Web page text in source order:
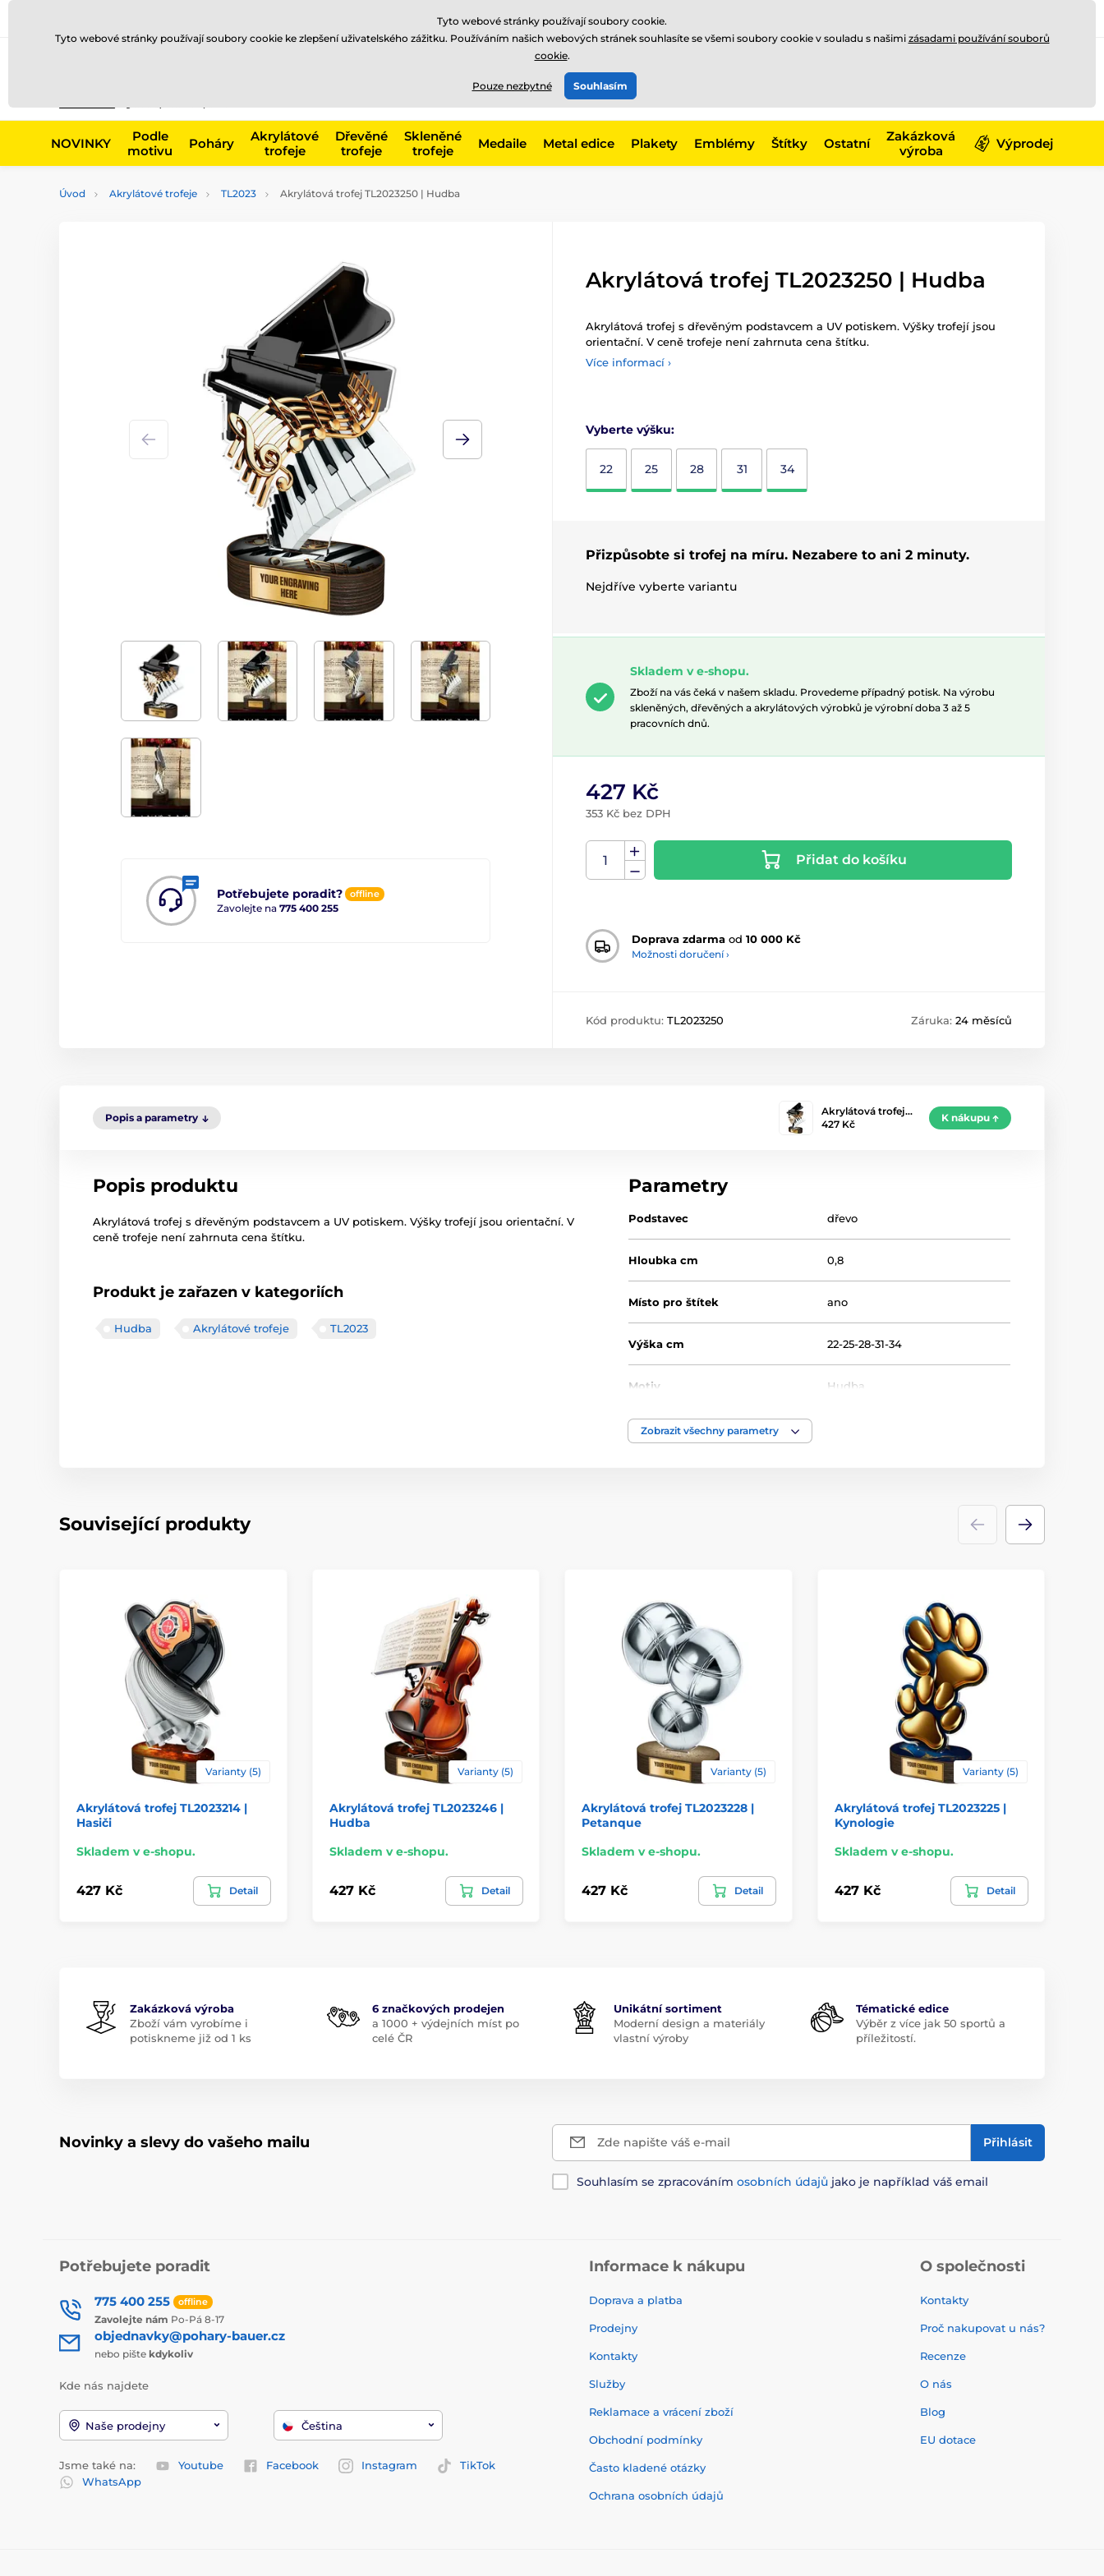
775 400 255
Zavolejte nám
NOVINKY
Podle
motivu
Poháry
Akrylátové
trofeje
Dřevěné
trofeje
Skleněné
trofeje
Medaile Metal edice Plakety Emblémy Štítky Ostatní
Zakázková
výroba
Výprodej
Úvod Akrylátové trofeje TL2023 Akrylátová trofej TL2023250 | Hudba
Potřebujete poradit? offline
Zavolejte na 775 400 255
Akrylátová trofej TL2023250 | Hudba
Akrylátová trofej s dřevěným podstavcem a UV potiskem. Výšky trofejí jsou
orientační. V ceně trofeje není zahrnuta cena štítku.
Více informací ›
Vyberte výšku:
22 25 28 31 34
Přizpůsobte si trofej na míru. Nezabere to ani 2 minuty.
Nejdříve vyberte variantu
Skladem v e-shopu.
Zboží na vás čeká v našem skladu. Provedeme případný potisk. Na výrobu
skleněných, dřevěných a akrylátových výrobků je výrobní doba 3 až 5
pracovních dnů.
427 Kč
353 Kč bez DPH
Přidat do košíku
Doprava zdarma od 10 000 Kč
Možnosti doručení ›
Kód produktu: TL2023250 Záruka: 24 měsíců
Popis a parametry
Akrylátová trofej…
427 Kč
K nákupu
Popis produktu
Akrylátová trofej s dřevěným podstavcem a UV potiskem. Výšky trofejí jsou orientační. V
ceně trofeje není zahrnuta cena štítku.
Produkt je zařazen v kategoriích
Hudba Akrylátové trofeje TL2023
Parametry
Podstavec dřevo
Hloubka cm 0,8
Místo pro štítek ano
Výška cm 22-25-28-31-34
Motiv Hudba
Typ ocenění
Zobrazit všechny parametry
Související produkty
Varianty (5)
Akrylátová trofej TL2023214 |
Hasiči
Skladem v e-shopu.
427 Kč Detail
Varianty (5)
Akrylátová trofej TL2023246 |
Hudba
Skladem v e-shopu.
427 Kč Detail
Varianty (5)
Akrylátová trofej TL2023228 |
Petanque
Skladem v e-shopu.
427 Kč Detail
Varianty (5)
Akrylátová trofej TL2023225 |
Kynologie
Skladem v e-shopu.
427 Kč Detail
Zakázková výroba
Zboží vám vyrobíme i
potiskneme již od 1 ks
6 značkových prodejen
a 1000 + výdejních míst po
celé ČR
Unikátní sortiment
Moderní design a materiály
vlastní výroby
Tématické edice
Výběr z více jak 50 sportů a
příležitostí.
Novinky a slevy do vašeho mailu Zde napište váš e-mail Přihlásit
Souhlasím se zpracováním osobních údajů jako je například váš email
Potřebujete poradit
775 400 255 offline
Zavolejte nám Po-Pá 8-17
objednavky@pohary-bauer.cz
nebo pište kdykoliv
Kde nás najdete
Naše prodejny Čeština
Jsme také na: Youtube Facebook Instagram
TikTok
WhatsApp
Informace k nákupu
Doprava a platba
Prodejny
Kontakty
Služby
Reklamace a vrácení zboží
Obchodní podmínky
Často kladené otázky
Ochrana osobních údajů
O společnosti
Kontakty
Proč nakupovat u nás?
Recenze
O nás
Blog
EU dotace
Tyto webové stránky používají soubory cookie.
Tyto webové stránky používají soubory cookie ke zlepšení uživatelského zážitku. Používáním našich webových stránek souhlasíte se všemi soubory cookie v souladu s našimi zásadami používání souborů
cookie.
Pouze nezbytné Souhlasím